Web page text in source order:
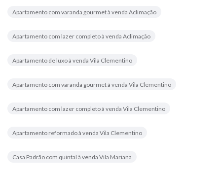
Apartamento com varanda gourmet à venda Aclimação
Apartamento com lazer completo à venda Aclimação
Apartamento de luxo à venda Vila Clementino
Apartamento com varanda gourmet à venda Vila Clementino
Apartamento com lazer completo à venda Vila Clementino
Apartamento reformado à venda Vila Clementino
Casa Padrão com quintal à venda Vila Mariana